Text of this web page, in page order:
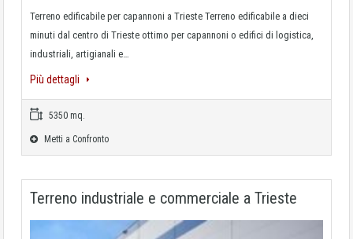
Terreno edificabile per capannoni a Trieste Terreno edificabile a dieci
minuti dal centro di Trieste ottimo per capannoni o edifici di logistica,
industriali, artigianali e…
Più dettagli
5350 mq.
Metti a Confronto
Terreno industriale e commerciale a Trieste